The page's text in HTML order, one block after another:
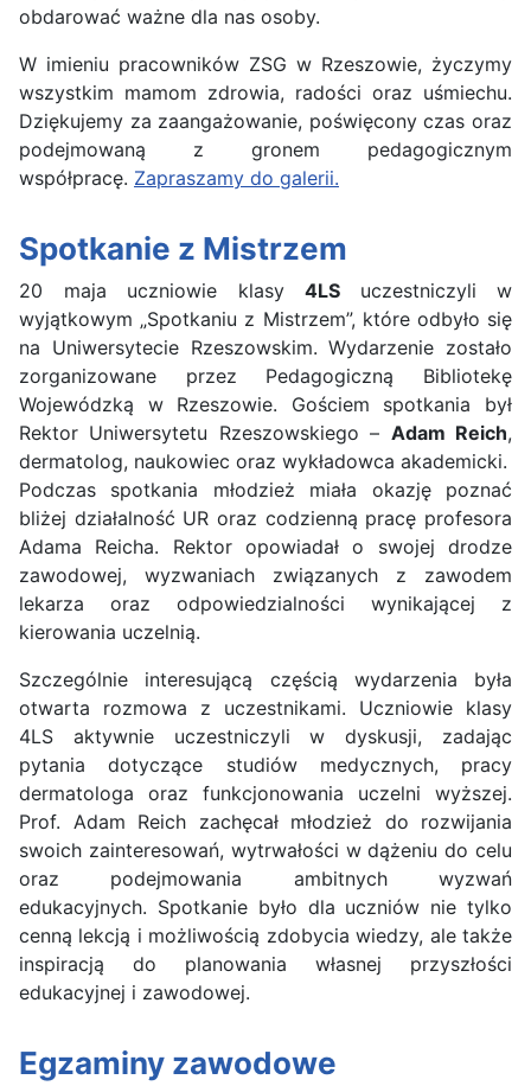
obdarować ważne dla nas osoby.
W imieniu pracowników ZSG w Rzeszowie, życzymy
wszystkim mamom zdrowia, radości oraz uśmiechu.
Dziękujemy za zaangażowanie, poświęcony czas oraz
podejmowaną z gronem pedagogicznym
współpracę. Zapraszamy do galerii.
Spotkanie z Mistrzem
20 maja uczniowie klasy 4LS uczestniczyli w
wyjątkowym „Spotkaniu z Mistrzem”, które odbyło się
na Uniwersytecie Rzeszowskim. Wydarzenie zostało
zorganizowane przez Pedagogiczną Bibliotekę
Wojewódzką w Rzeszowie. Gościem spotkania był
Rektor Uniwersytetu Rzeszowskiego – Adam Reich,
dermatolog, naukowiec oraz wykładowca akademicki.
Podczas spotkania młodzież miała okazję poznać
bliżej działalność UR oraz codzienną pracę profesora
Adama Reicha. Rektor opowiadał o swojej drodze
zawodowej, wyzwaniach związanych z zawodem
lekarza oraz odpowiedzialności wynikającej z
kierowania uczelnią.
Szczególnie interesującą częścią wydarzenia była
otwarta rozmowa z uczestnikami. Uczniowie klasy
4LS aktywnie uczestniczyli w dyskusji, zadając
pytania dotyczące studiów medycznych, pracy
dermatologa oraz funkcjonowania uczelni wyższej.
Prof. Adam Reich zachęcał młodzież do rozwijania
swoich zainteresowań, wytrwałości w dążeniu do celu
oraz podejmowania ambitnych wyzwań
edukacyjnych. Spotkanie było dla uczniów nie tylko
cenną lekcją i możliwością zdobycia wiedzy, ale także
inspiracją do planowania własnej przyszłości
edukacyjnej i zawodowej.
Egzaminy zawodowe